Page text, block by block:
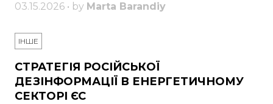
03.15.2026 • by Marta Barandiy
ІНШЕ
СТРАТЕГІЯ РОСІЙСЬКОЇ
ДЕЗІНФОРМАЦІЇ В ЕНЕРГЕТИЧНОМУ
СЕКТОРІ ЄС